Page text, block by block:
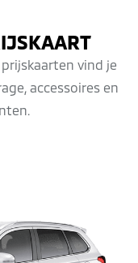
vind je
accessoires en